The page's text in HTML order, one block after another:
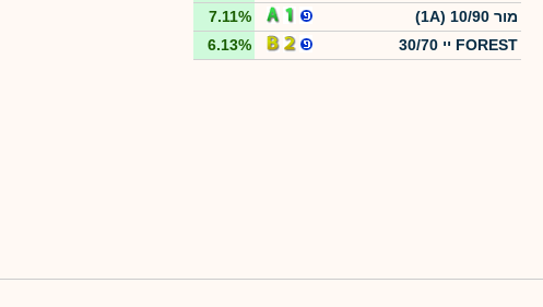
מור 1A) 10/90)
7.11%
FOREST יי 30/70
6.13%